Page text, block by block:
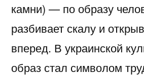
камни) — по образу
разбивает скалу и
вперед. В украинской
образ стал символом